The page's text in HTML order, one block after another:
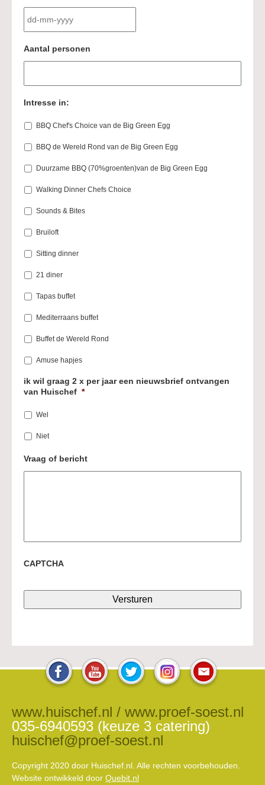
dash
JJJJ
Aantal personen
Intresse in:
BBQ Chef's Choice van de Big Green Egg
BBQ de Wereld Rond van de Big Green Egg
Duurzame BBQ (70%groenten)van de Big Green Egg
Walking Dinner Chefs Choice
Sounds & Bites
Bruiloft
Sitting dinner
21 diner
Tapas buffet
Mediterraans buffet
Buffet de Wereld Rond
Amuse hapjes
ik wil graag 2 x per jaar een nieuwsbrief ontvangen
van Huischef *
Wel
Niet
Vraag of bericht
CAPTCHA
www.huischef.nl / www.proef-soest.nl
035-6940593 (keuze 3 catering)
huischef@proef-soest.nl
Copyright 2020 door Huischef.nl. Alle rechten voorbehouden.
Website ontwikkeld door Quebit.nl